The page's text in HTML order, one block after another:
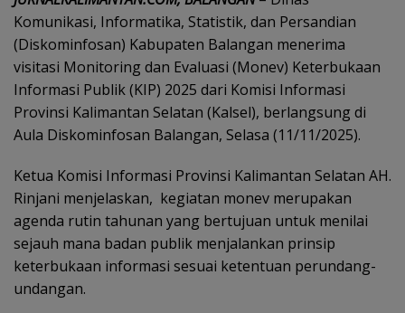
Komunikasi, Informatika, Statistik, dan Persandian
(Diskominfosan) Kabupaten Balangan menerima
visitasi Monitoring dan Evaluasi (Monev) Keterbukaan
Informasi Publik (KIP) 2025 dari Komisi Informasi
Provinsi Kalimantan Selatan (Kalsel), berlangsung di
Aula Diskominfosan Balangan, Selasa (11/11/2025).
Ketua Komisi Informasi Provinsi Kalimantan Selatan AH.
Rinjani menjelaskan, kegiatan monev merupakan
agenda rutin tahunan yang bertujuan untuk menilai
sejauh mana badan publik menjalankan prinsip
keterbukaan informasi sesuai ketentuan perundang-
undangan.